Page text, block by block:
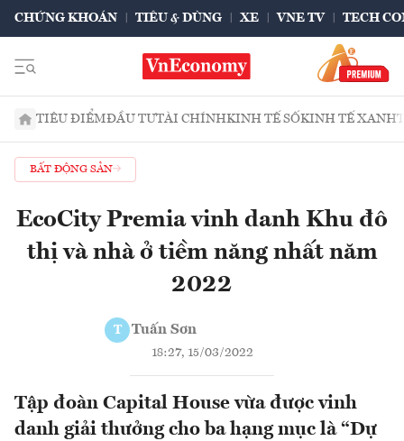
CHỨNG KHOÁN TIÊU & DÙNG XE VNE TV TECH
TIÊU ĐIỂMĐẦU TƯTÀI CHÍNHKINH TẾ SỐKINH TẾ XANH
BẤT ĐỘNG SẢN
EcoCity Premia vinh danh Khu đô
thị và nhà ở tiềm năng nhất năm
2022
T Tuấn Sơn
18:27, 15/03/2022
Tập đoàn Capital House vừa được vinh
danh giải thưởng cho ba hạng mục là “Dự